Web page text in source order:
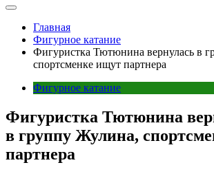
Главная
Фигурное катание
Фигуристка Тютюнина вернулась в
спортсменке ищут партнера
Фигурное катание
Фигуристка Тютюнина
в группу Жулина,
партнера